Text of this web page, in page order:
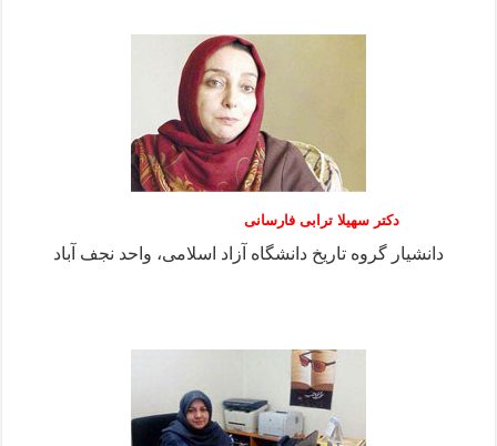
دکتر سهیلا ترابی فارسانی
دانشیار گروه تاریخ دانشگاه آزاد اسلامی، واحد نجف آباد